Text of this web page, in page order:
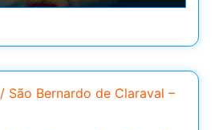
/ São Bernardo de Claraval –